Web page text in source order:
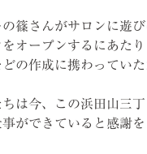
篠さんがサロンに遊
オープンするにあた
の作成に携わっていた
は今、この浜田山三
ができていると感謝を